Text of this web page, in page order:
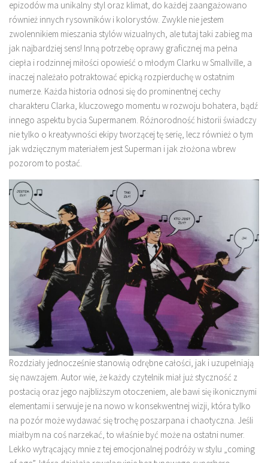
epizodów ma unikalny styl oraz klimat, do każdej zaangażowano
również innych rysowników i kolorystów. Zwykle nie jestem
zwolennikiem mieszania stylów wizualnych, ale tutaj taki zabieg ma
jak najbardziej sens! Inną potrzebę oprawy graficznej ma pełna
ciepła i rodzinnej miłości opowieść o młodym Clarku w Smallville, a
inaczej należało potraktować epicką rozpierduchę w ostatnim
numerze. Każda historia odnosi się do prominentnej cechy
charakteru Clarka, kluczowego momentu w rozwoju bohatera, bądź
innego aspektu bycia Supermanem. Różnorodność historii świadczy
nie tylko o kreatywności ekipy tworzącej tę serię, lecz również o tym
jak wdzięcznym materiałem jest Superman i jak złożona wbrew
pozorom to postać.
Rozdziały jednocześnie stanowią odrębne całości, jak i uzupełniają
się nawzajem. Autor wie, że każdy czytelnik miał już styczność z
postacią oraz jego najbliższym otoczeniem, ale bawi się ikonicznymi
elementami i serwuje je na nowo w konsekwentnej wizji, która tylko
na pozór może wydawać się trochę poszarpana i chaotyczna. Jeśli
miałbym na coś narzekać, to właśnie być może na ostatni numer.
Lekko wytrącający mnie z tej emocjonalnej podróży w stylu „coming